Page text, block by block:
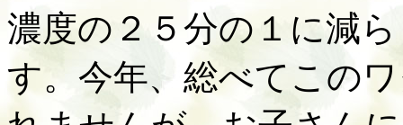
濃度の２５分の１に減
す。今年、総べてこの